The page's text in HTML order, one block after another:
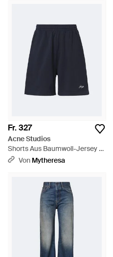
Fr. 327
Acne Studios
Shorts Aus Baumwoll-Jersey -
BlauVon Mytheresa